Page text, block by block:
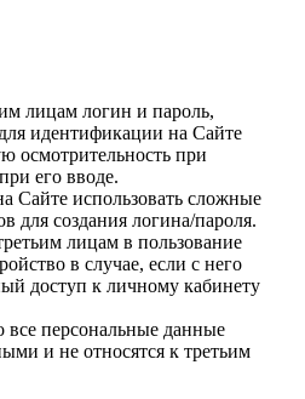
лицам логин и пароль,
идентификации на Сайте
осмотрительность при
его вводе.
Сайте использовать сложные
для создания логина/пароля.
лицам в пользование
в случае, если с него
доступ к личному кабинету
все персональные данные
и не относятся к третьим